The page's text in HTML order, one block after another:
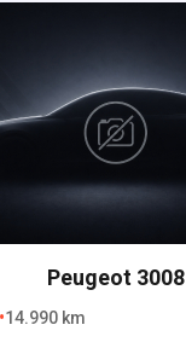
Peugeot 3008
14.990 km